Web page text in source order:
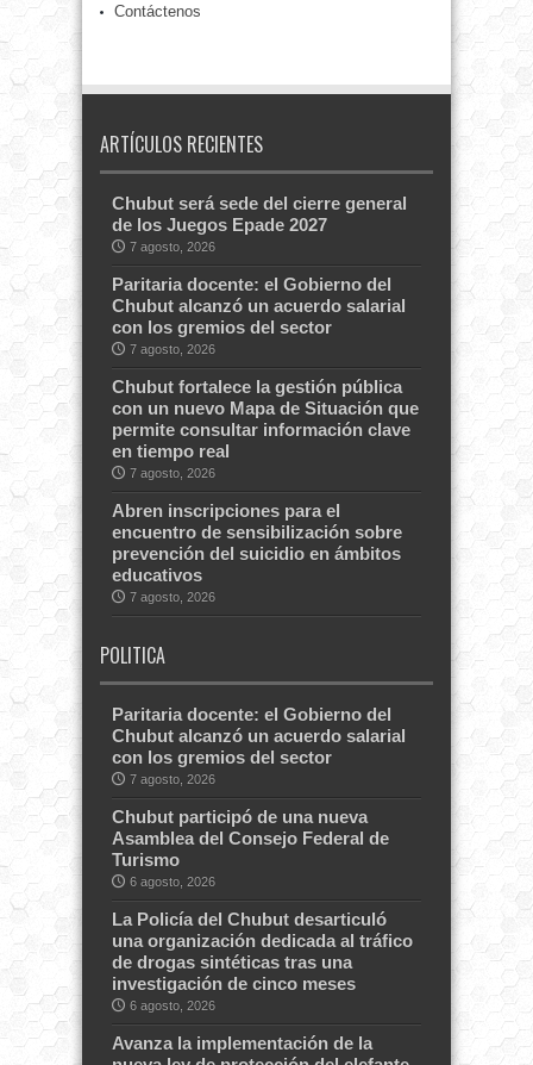
Contáctenos
ARTÍCULOS RECIENTES
Chubut será sede del cierre general
de los Juegos Epade 2027
7 agosto, 2026
Paritaria docente: el Gobierno del
Chubut alcanzó un acuerdo salarial
con los gremios del sector
7 agosto, 2026
Chubut fortalece la gestión pública
con un nuevo Mapa de Situación que
permite consultar información clave
en tiempo real
7 agosto, 2026
Abren inscripciones para el
encuentro de sensibilización sobre
prevención del suicidio en ámbitos
educativos
7 agosto, 2026
POLITICA
Paritaria docente: el Gobierno del
Chubut alcanzó un acuerdo salarial
con los gremios del sector
7 agosto, 2026
Chubut participó de una nueva
Asamblea del Consejo Federal de
Turismo
6 agosto, 2026
La Policía del Chubut desarticuló
una organización dedicada al tráfico
de drogas sintéticas tras una
investigación de cinco meses
6 agosto, 2026
Avanza la implementación de la